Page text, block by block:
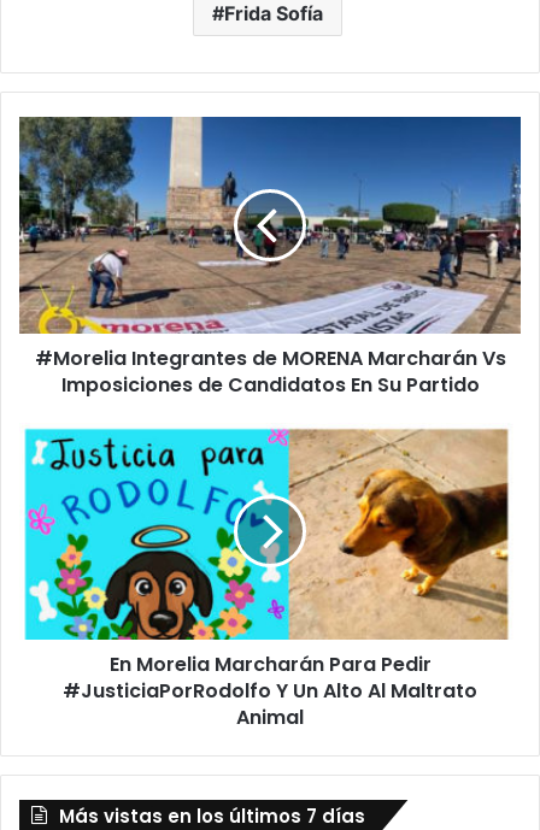
Frida Sofía
#Morelia
Integrantes
de
MORENA
Marcharán
Vs
Imposiciones
de
Candidatos
En#Morelia Integrantes de MORENA Marcharán Vs
Imposiciones de Candidatos En Su Partido
En
Morelia
Marcharán
Para
Pedir
#JusticiaPorRodolfo
Un
Alto
Maltrato
En Morelia Marcharán Para Pedir
#JusticiaPorRodolfo Y Un Alto Al Maltrato
Animal
Más vistas en los últimos 7 días